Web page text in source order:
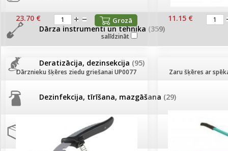
Dārza instrumenti un tehnika (359)
Deratizācija, dezinsekcija (95)
Dezinfekcija, tīrīšana, mazgāšana (29)
(75)
Tagad Vitrol GB arī 20kg
iepakojumā!
Tomātu diena 21.augustā
Ievešanas atļaujas 2025
Visas datu drošības lapas (DDL)
vienuviet
23.70 € Grozā
salīdzināt
11.15 €
Dārznieku šķēres ziedu griešanai UP0077 Zaru šķēres ar